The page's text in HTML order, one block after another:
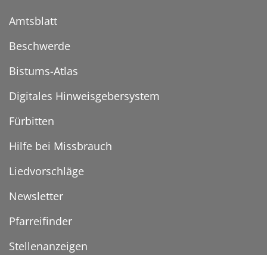
Amtsblatt
Beschwerde
Bistums-Atlas
Digitales Hinweisgebersystem
Fürbitten
Hilfe bei Missbrauch
Liedvorschläge
Newsletter
Pfarreifinder
Stellenanzeigen